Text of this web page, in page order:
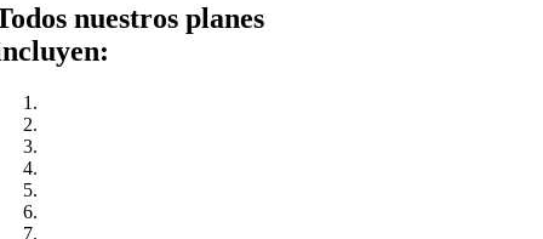
nuestros planes